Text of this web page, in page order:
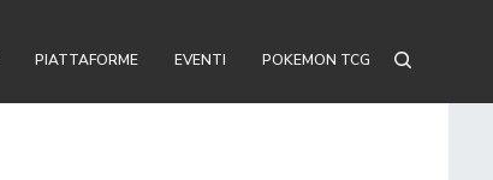
PIATTAFORME EVENTI POKEMON TCG